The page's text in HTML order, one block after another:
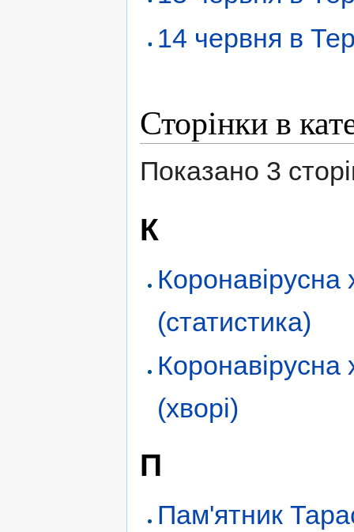
14 червня в
Сторінки в
Показано 3
К
(статистика)
(хворі)
П
Пам'ятник